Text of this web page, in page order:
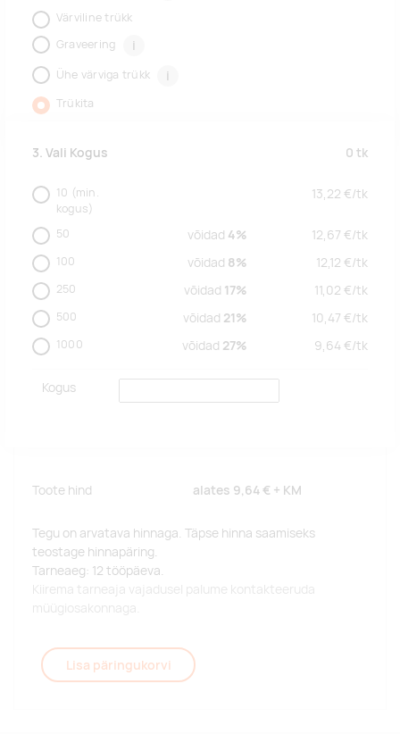
Värviline trükk
Graveering
i
Ühe värviga trükk i
Trükita
3. Vali Kogus 0 tk
10 (min.
kogus)
13,22 €/tk
50 võidad 4% 12,67 €/tk
100 võidad 8% 12,12 €/tk
250 võidad 17% 11,02 €/tk
500 võidad 21% 10,47 €/tk
1000 võidad 27% 9,64 €/tk
Kogus
Toote hind alates 9,64 € + KM
Tegu on arvatava hinnaga. Täpse hinna saamiseks
teostage hinnapäring.
Tarneaeg: 12 tööpäeva.
Kiirema tarneaja vajadusel palume kontakteeruda
müügiosakonnaga.
Lisa päringukorvi